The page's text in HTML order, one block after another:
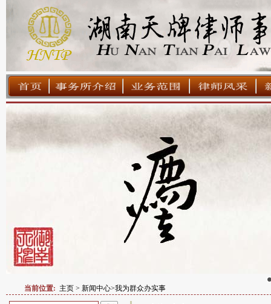
当前位置: 主页 > 新闻中心>我为群众办实事